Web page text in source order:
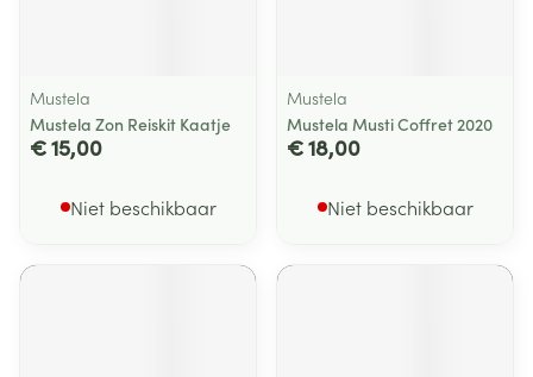
Mustela
Mustela Zon Reiskit Kaatje
€ 15,00
Niet beschikbaar
Mustela
Mustela Musti Coffret 2020
€ 18,00
Niet beschikbaar